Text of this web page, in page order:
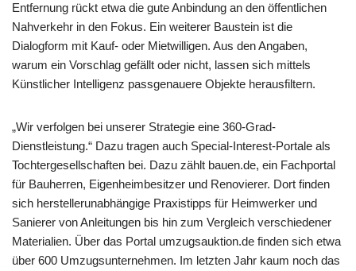
Entfernung rückt etwa die gute Anbindung an den öffentlichen
Nahverkehr in den Fokus. Ein weiterer Baustein ist die
Dialogform mit Kauf- oder Mietwilligen. Aus den Angaben,
warum ein Vorschlag gefällt oder nicht, lassen sich mittels
Künstlicher Intelligenz passgenauere Objekte herausfiltern.
„Wir verfolgen bei unserer Strategie eine 360-Grad-
Dienstleistung.“ Dazu tragen auch Special-Interest-Portale als
Tochtergesellschaften bei. Dazu zählt bauen.de, ein Fachportal
für Bauherren, Eigenheimbesitzer und Renovierer. Dort finden
sich herstellerunabhängige Praxistipps für Heimwerker und
Sanierer von Anleitungen bis hin zum Vergleich verschiedener
Materialien. Über das Portal umzugsauktion.de finden sich etwa
über 600 Umzugsunternehmen. Im letzten Jahr kaum noch das